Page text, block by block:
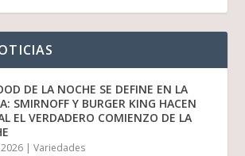
DE LA NOCHE SE DEFINE EN LA
SMIRNOFF Y BURGER KING HACEN
EL VERDADERO COMIENZO DE LA
|Variedades